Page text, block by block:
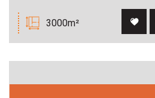
3000m²